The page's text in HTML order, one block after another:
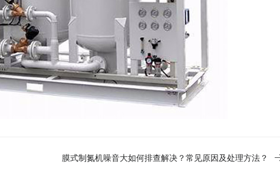
膜式制氮机噪音大如何排查解决？常见原因及处理方法？